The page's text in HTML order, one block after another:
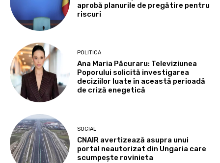
aprobă planurile de pregătire pentru
riscuri
POLITICA
Ana Maria Păcuraru: Televiziunea
Poporului solicită investigarea
deciziilor luate în această perioadă
de criză enegetică
SOCIAL
CNAIR avertizează asupra unui
portal neautorizat din Ungaria care
scumpește rovinieta